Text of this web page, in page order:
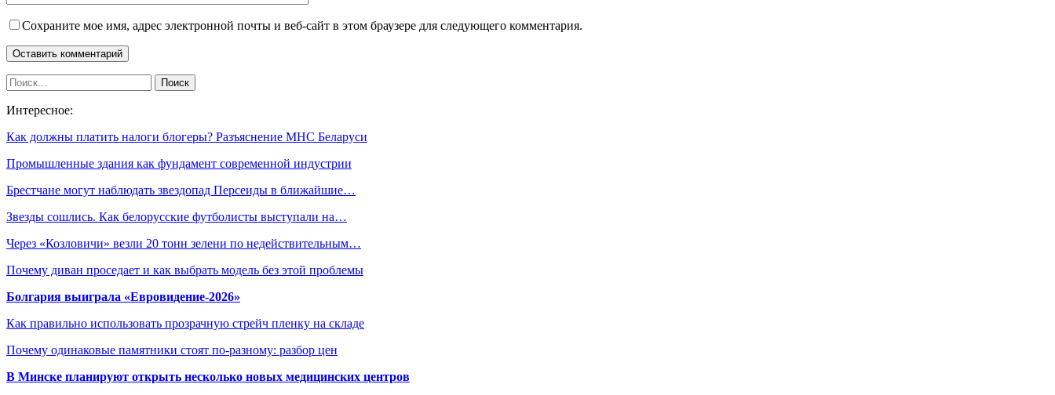
Сохраните мое имя, адрес электронной почты и веб-сайт в этом браузере для следующего комментария.
Интересное:
Как должны платить налоги блогеры? Разъяснение МНС Беларуси
Промышленные здания как фундамент современной индустрии
Брестчане могут наблюдать звездопад Персеиды в ближайшие…
Звезды сошлись. Как белорусские футболисты выступали на…
Через «Козловичи» везли 20 тонн зелени по недействительным…
Почему диван проседает и как выбрать модель без этой проблемы
Болгария выиграла «Евровидение-2026»
Как правильно использовать прозрачную стрейч пленку на складе
Почему одинаковые памятники стоят по-разному: разбор цен
В Минске планируют открыть несколько новых медицинских центров